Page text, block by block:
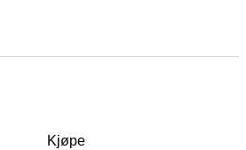
Kjøpe